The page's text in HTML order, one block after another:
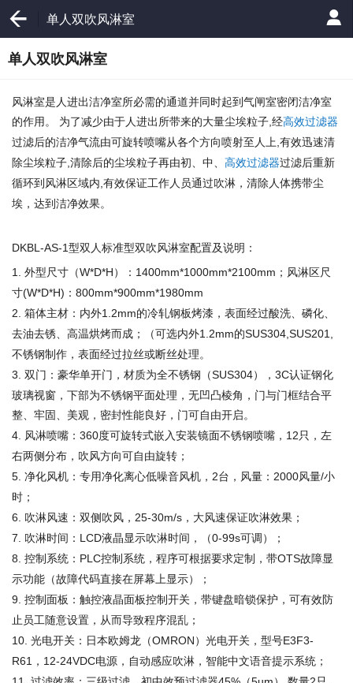
单人双吹风淋室
单人双吹风淋室
风淋室是人进出洁净室所必需的通道并同时起到气闸室密闭洁净室
的作用。 为了减少由于人进出所带来的大量尘埃粒子 经高效过滤器
过滤后的洁净气流由可旋转喷嘴从各个方向喷射至人上 有效迅速清
除尘埃粒子 清除后的尘埃粒子再由初、中、 高效过滤器过滤后重新
循环到风淋区域内 有效保证工作人员通过吹淋，清除人体携带尘
埃，达到洁净效果。
DKBL-AS-1型双人标准型双吹风淋室配置及说明：
1. 外型尺寸（W*D*H）： 1400mm*1000mm*2100mm ；风淋区尺
寸(W*D*H) ： 800mm*900mm*1980mm
2. 箱体主材：内外1.2mm的冷轧钢板烤漆，表面经过酸洗、磷化、
去油去锈、高温烘烤而成；（可选内外1.2mm的SUS304,SUS201,
不锈钢制作，表面经过拉丝或断丝处理。
3. 双门：豪华单开门，材质为全不锈钢（SUS304）， 3C认证钢化
玻璃视窗，下部为不锈钢平面处理，无凹凸棱角，门与门框结合平
整、牢固、美观，密封性能良好，门可自由开启。
4. 风淋喷嘴： 360度可旋转式嵌入安装镜面不锈钢喷嘴， 12只，左
右两侧分布，吹风方向可自由旋转；
5. 净化风机：专用净化离心低噪音风机， 2台，风量： 2000风量/小
时；
6. 吹淋风速：双侧吹风， 25-30m/s ，大风速保证吹淋效果；
7. 吹淋时间： LCD液晶显示吹淋时间，（0-99s可调）；
8. 控制系统： PLC控制系统，程序可根据要求定制，带OTS故障显
示功能（故障代码直接在屏幕上显示）；
9. 控制面板：触控液晶面板控制开关，带键盘暗锁保护，可有效防
止员工随意设置，从而导致程序混乱；
10. 光电开关：日本欧姆龙（OMRON）光电开关，型号E3F3-
R61 ， 12-24VDC电源，自动感应吹淋，智能中文语音提示系统；